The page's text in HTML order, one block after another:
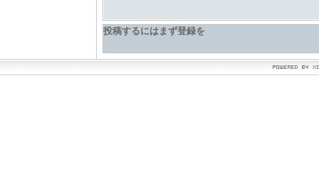
投稿するにはまず登録を